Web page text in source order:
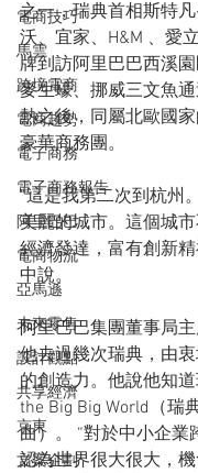
電商技巧
馬雲
跨境電商
電商趨勢
電子商務
電子商務報告
阿里巴巴
電商物流
亞馬遜
未來零售
設計觀點
共享經濟
京東
文案企劃
之一，瑞典首相斯特
沃、宜家、H&M 、愛
牌到訪阿里巴巴西溪
麥生蠔、挪威三文魚
熱之後，同屬北歐國
豪華商務團。
“這是我第二次到杭州
美麗的城市。這個城
經濟發達，富有創新
中說。
阿里巴巴集團董事局主
他去過幾次瑞典，由
的創造力。他說他知
the Big Big World（瑞
曲）。 “對於中小企業
認為世界很大很大，機